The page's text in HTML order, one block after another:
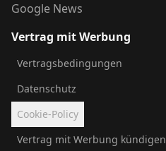
Google News
Vertrag mit Werbung
Vertragsbedingungen
Datenschutz
Cookie-Policy
Vertrag mit Werbung kündigen